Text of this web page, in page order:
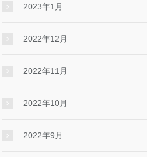
2023年1月
2022年12月
2022年11月
2022年10月
2022年9月